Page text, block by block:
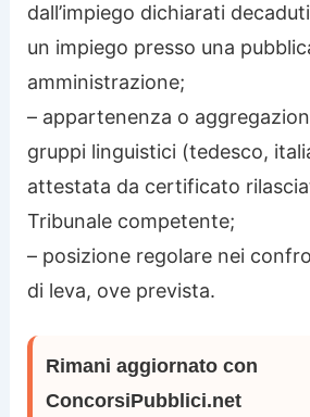
dall’impiego dichiarati
un impiego presso una
amministrazione;
– appartenenza o
gruppi linguistici (tedesco,
attestata da certificato
Tribunale competente;
– posizione regolare nei
di leva, ove prevista.
Rimani aggiornato con
ConcorsiPubblici.net